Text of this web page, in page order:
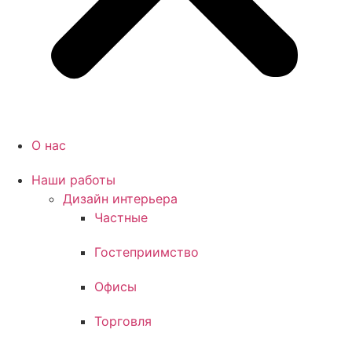
О нас
Наши работы
Дизайн интерьера
Частные
Гостеприимство
Офисы
Торговля